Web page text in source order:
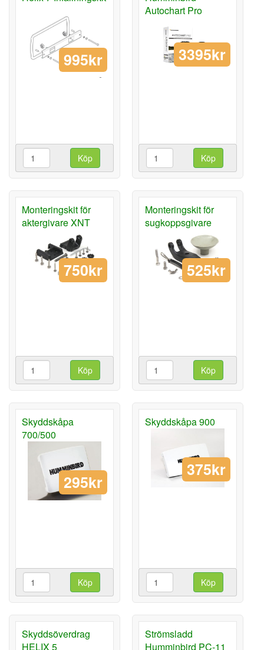
995kr
Köp
Autochart Pro
3395kr
Köp
Monteringskit för
aktergivare XNT
750kr
Köp
Monteringskit för
sugkoppsgivare
525kr
Köp
Skyddskåpa
700/500
295kr
Köp
Skyddskåpa 900
375kr
Köp
Skyddsöverdrag
HELIX 5
Strömsladd
Humminbird PC-11